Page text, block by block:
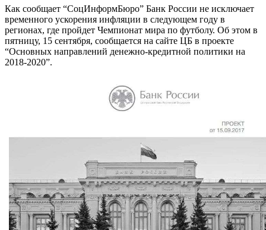
Как сообщает “СоцИнформБюро” Банк России не исключает
временного ускорения инфляции в следующем году в
регионах, где пройдет Чемпионат мира по футболу. Об этом в
пятницу, 15 сентября, сообщается на сайте ЦБ в проекте
“Основных направлений денежно-кредитной политики на
2018-2020”.